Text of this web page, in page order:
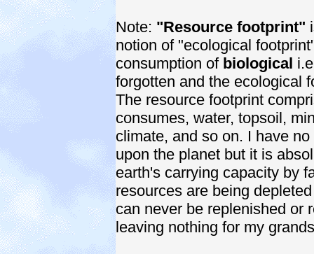
Note: "Resource footprint"
notion of "ecological
consumption of biological
forgotten and the ecological
The resource footprint
consumes, water, topsoil,
climate, and so on. I have
upon the planet but it is
earth's carrying capacity by
resources are being
can never be replenished or
leaving nothing for my